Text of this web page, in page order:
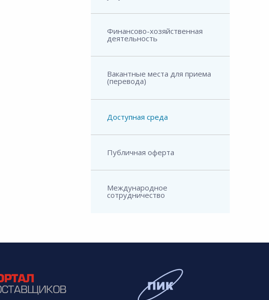
Финансово-хозяйственная
деятельность
Вакантные места для приема
(перевода)
Доступная среда
Публичная оферта
Международное
сотрудничество